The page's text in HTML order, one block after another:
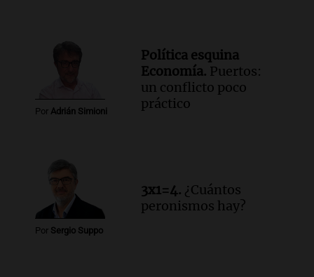
Por Adrián Simioni
Política esquina
Economía. Puertos:
un conflicto poco
práctico
Por Sergio Suppo
3x1=4. ¿Cuántos
peronismos hay?